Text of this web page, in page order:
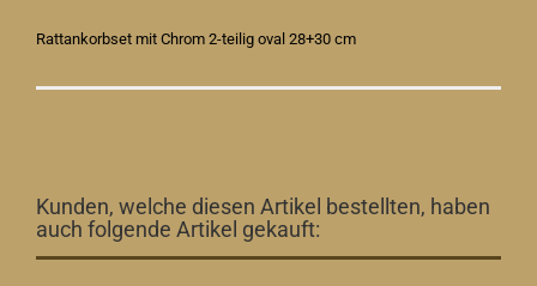
Rattankorbset mit Chrom 2-teilig oval 28+30 cm
Kunden, welche diesen Artikel bestellten, haben
auch folgende Artikel gekauft: